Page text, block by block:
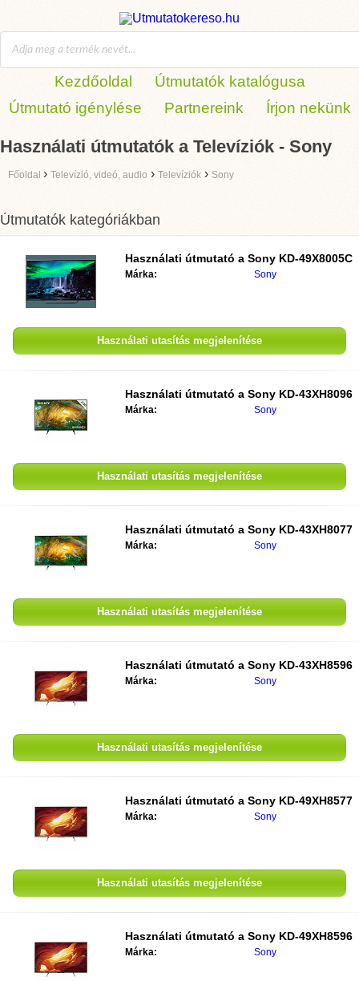
Kezdőoldal
Útmutatók katalógusa
Útmutató igénylése
Partnereink Írjon nekünk
Használati útmutatók a Televíziók - Sony
Főoldal › Televízió, videó, audio › Televíziók › Sony
Útmutatók kategóriákban
Használati útmutató a Sony KD-49X8005C
Márka: Sony
Használati utasítás megjelenítése
Használati útmutató a Sony KD-43XH8096
Márka: Sony
Használati utasítás megjelenítése
Használati útmutató a Sony KD-43XH8077
Márka: Sony
Használati utasítás megjelenítése
Használati útmutató a Sony KD-43XH8596
Márka: Sony
Használati utasítás megjelenítése
Használati útmutató a Sony KD-49XH8577
Márka: Sony
Használati utasítás megjelenítése
Használati útmutató a Sony KD-49XH8596
Márka: Sony